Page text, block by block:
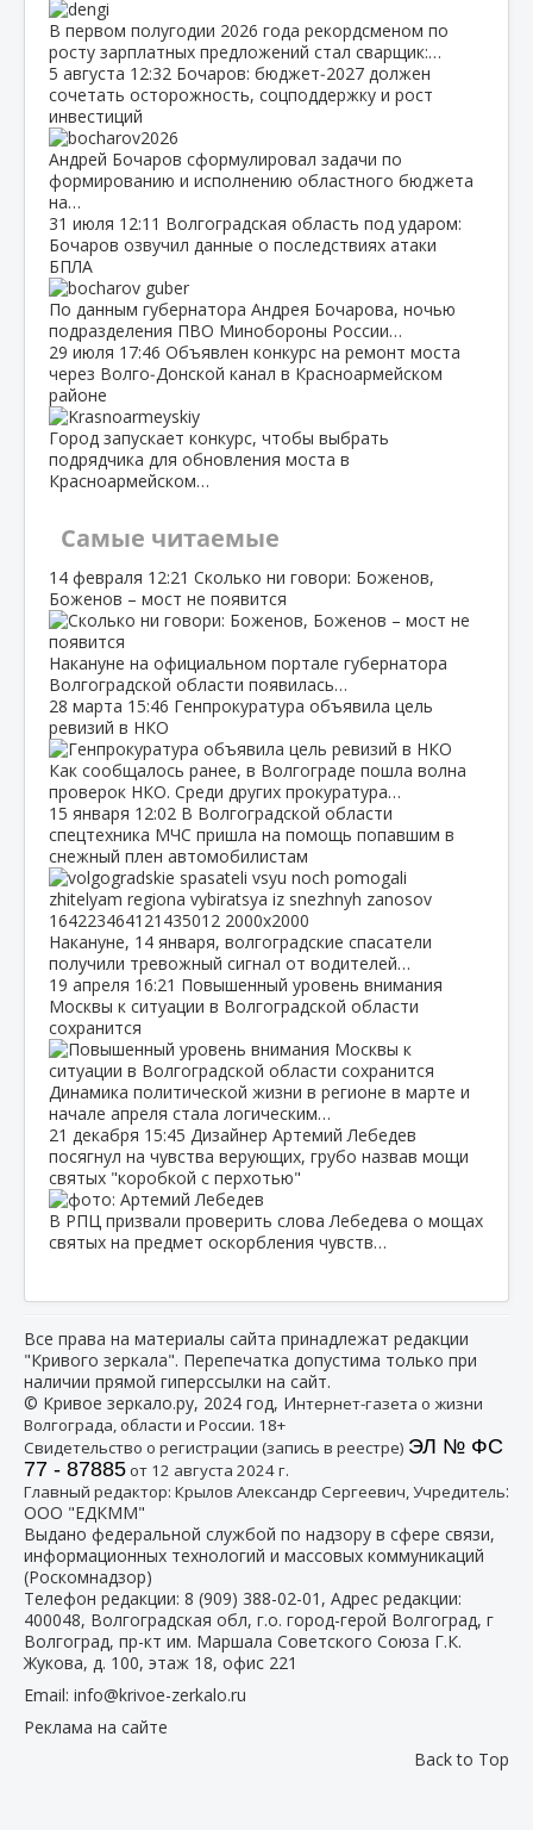
В первом полугодии 2026 года рекордсменом по
росту зарплатных предложений стал сварщик:…
5 августа 12:32 Бочаров: бюджет‑2027 должен
сочетать осторожность, соцподдержку и рост
инвестиций
Андрей Бочаров сформулировал задачи по
формированию и исполнению областного бюджета
на…
31 июля 12:11 Волгоградская область под ударом:
Бочаров озвучил данные о последствиях атаки
БПЛА
По данным губернатора Андрея Бочарова, ночью
подразделения ПВО Минобороны России…
29 июля 17:46 Объявлен конкурс на ремонт моста
через Волго‑Донской канал в Красноармейском
районе
Город запускает конкурс, чтобы выбрать
подрядчика для обновления моста в
Красноармейском…
Самые читаемые
14 февраля 12:21 Сколько ни говори: Боженов,
Боженов – мост не появится
Накануне на официальном портале губернатора
Волгоградской области появилась…
28 марта 15:46 Генпрокуратура объявила цель
ревизий в НКО
Как сообщалось ранее, в Волгограде пошла волна
проверок НКО. Среди других прокуратура…
15 января 12:02 В Волгоградской области
спецтехника МЧС пришла на помощь попавшим в
снежный плен автомобилистам
Накануне, 14 января, волгоградские спасатели
получили тревожный сигнал от водителей…
19 апреля 16:21 Повышенный уровень внимания
Москвы к ситуации в Волгоградской области
сохранится
Динамика политической жизни в регионе в марте и
начале апреля стала логическим…
21 декабря 15:45 Дизайнер Артемий Лебедев
посягнул на чувства верующих, грубо назвав мощи
святых "коробкой с перхотью"
В РПЦ призвали проверить слова Лебедева о мощах
святых на предмет оскорбления чувств…
Все права на материалы сайта принадлежат редакции
"Кривого зеркала". Перепечатка допустима только при
наличии прямой гиперссылки на сайт.
© Кривое зеркало.ру, 2024 год, Интернет-газета о жизни
Волгограда, области и России. 18+
Свидетельство о регистрации (запись в реестре) ЭЛ № ФС
77 - 87885от 12 августа 2024 г.
Главный редактор: Крылов Александр Сергеевич, Учредитель:
ООО "ЕДКММ"
Выдано федеральной службой по надзору в сфере связи,
информационных технологий и массовых коммуникаций
(Роскомнадзор)
Телефон редакции: 8 (909) 388-02-01 , Адрес редакции:
400048, Волгоградская обл, г.о. город-герой Волгоград, г
Волгоград, пр-кт им. Маршала Советского Союза Г.К.
Жукова, д. 100, этаж 18, офис 221
Email: info@krivoe-zerkalo.ru
Реклама на сайте
Back to Top